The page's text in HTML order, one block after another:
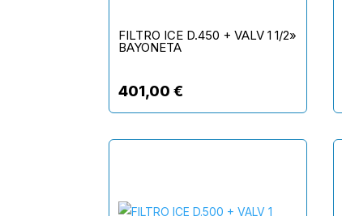
FILTRO ICE D.450 + VALV 1 1/2»
BAYONETA
401,00€